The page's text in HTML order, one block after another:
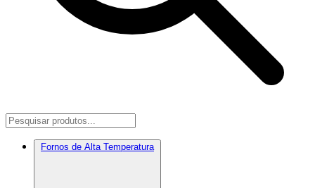
Fornos de Alta Temperatura